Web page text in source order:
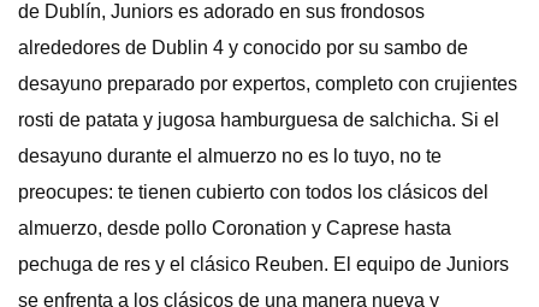
de Dublín, Juniors es adorado en sus frondosos
alrededores de Dublin 4 y conocido por su sambo de
desayuno preparado por expertos, completo con crujientes
rosti de patata y jugosa hamburguesa de salchicha. Si el
desayuno durante el almuerzo no es lo tuyo, no te
preocupes: te tienen cubierto con todos los clásicos del
almuerzo, desde pollo Coronation y Caprese hasta
pechuga de res y el clásico Reuben. El equipo de Juniors
se enfrenta a los clásicos de una manera nueva y